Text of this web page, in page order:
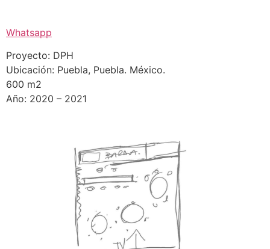
Whatsapp
Proyecto: DPH
Ubicación: Puebla, Puebla. México.
600 m2
Año: 2020 – 2021